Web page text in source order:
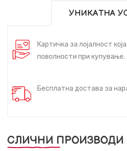
УНИКАТНА
Картичка за лојалност
поволности при купување.
Бесплатна достава за
СЛИЧНИ ПРОИЗВОДИ